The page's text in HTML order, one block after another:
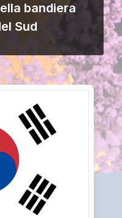
bandiera
Sud